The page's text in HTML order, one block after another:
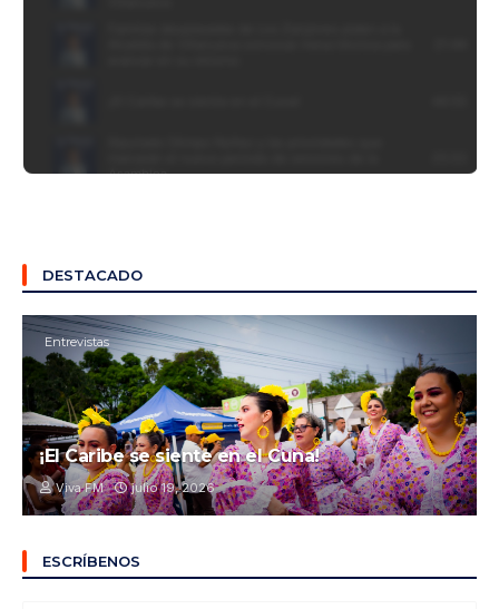
DESTACADO
Entrevistas
¡El Caribe se siente en el Cuna!
Viva FM julio 19, 2026
ESCRÍBENOS